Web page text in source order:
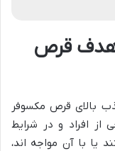
هدف قرص
بالای قرص مکسوفر
از افراد و در شرایط
با آن مواجه اند،